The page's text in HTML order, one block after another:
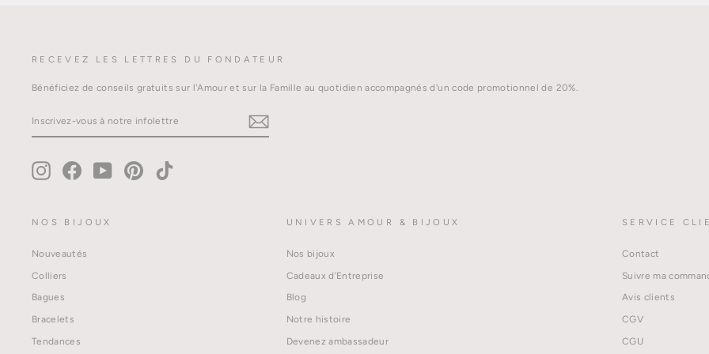
RECEVEZ LES LETTRES DU FONDATEUR
Bénéficiez de conseils gratuits sur l'Amour et sur la Famille au quotidien accompagnés d'un code promotionnel de 20%.
VOUS
InstagramFacebookYouTube Pinterest
NOS BIJOUX
Nouveautés
Colliers
Bagues
Bracelets
Tendances
UNIVERS AMOUR & BIJOUX
Nos bijoux
Cadeaux d'Entreprise
Blog
Notre histoire
Devenez ambassadeur
SERVICE
Contact
Suivre ma
Avis clients
CGV
CGU